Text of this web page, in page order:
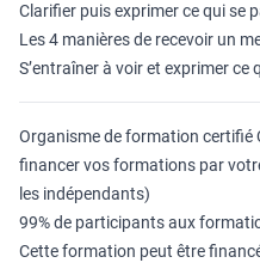
Clarifier puis exprimer ce qui se
Les 4 manières de recevoir un
S’entraîner à voir et exprimer ce
Organisme de formation certifié
financer vos formations par
les indépendants)
99% de participants aux
Cette formation peut être